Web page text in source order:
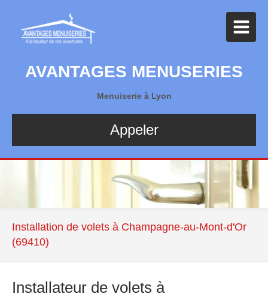
AVANTAGES MENUSERIES
Menuiserie à Lyon
Appeler
Installation de volets à Champagne-au-Mont-d'Or
(69410)
Installateur de volets à